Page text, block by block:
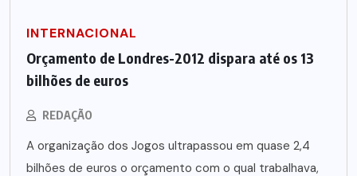
INTERNACIONAL
Orçamento de Londres-2012 dispara até os 13
bilhões de euros
REDAÇÃO
A organização dos Jogos ultrapassou em quase 2,4
bilhões de euros o orçamento com o qual trabalhava,